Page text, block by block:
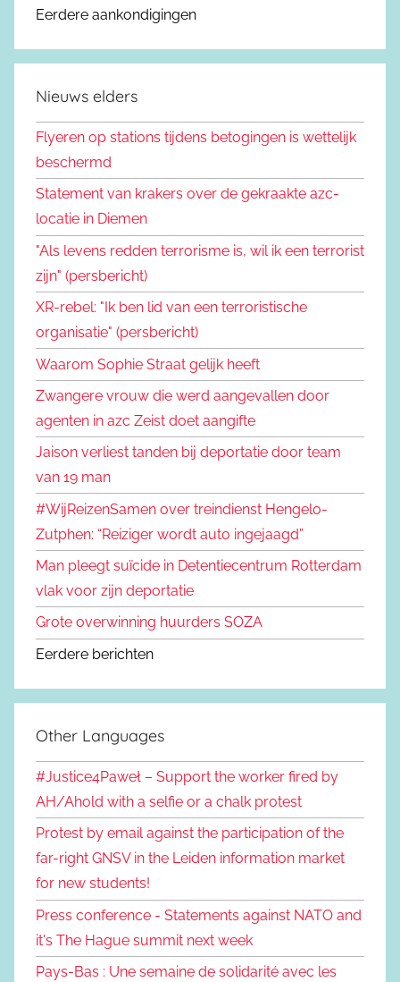
Eerdere aankondigingen
Nieuws elders
Flyeren op stations tijdens betogingen is wettelijk
beschermd
Statement van krakers over de gekraakte azc-
locatie in Diemen
"Als levens redden terrorisme is, wil ik een terrorist
zijn" (persbericht)
XR-rebel: "Ik ben lid van een terroristische
organisatie" (persbericht)
Waarom Sophie Straat gelijk heeft
Zwangere vrouw die werd aangevallen door
agenten in azc Zeist doet aangifte
Jaison verliest tanden bij deportatie door team
van 19 man
#WijReizenSamen over treindienst Hengelo-
Zutphen: “Reiziger wordt auto ingejaagd”
Man pleegt suïcide in Detentiecentrum Rotterdam
vlak voor zijn deportatie
Grote overwinning huurders SOZA
Eerdere berichten
Other Languages
#Justice4Paweł – Support the worker fired by
AH/Ahold with a selfie or a chalk protest
Protest by email against the participation of the
far-right GNSV in the Leiden information market
for new students!
Press conference - Statements against NATO and
it's The Hague summit next week
Pays-Bas : Une semaine de solidarité avec les